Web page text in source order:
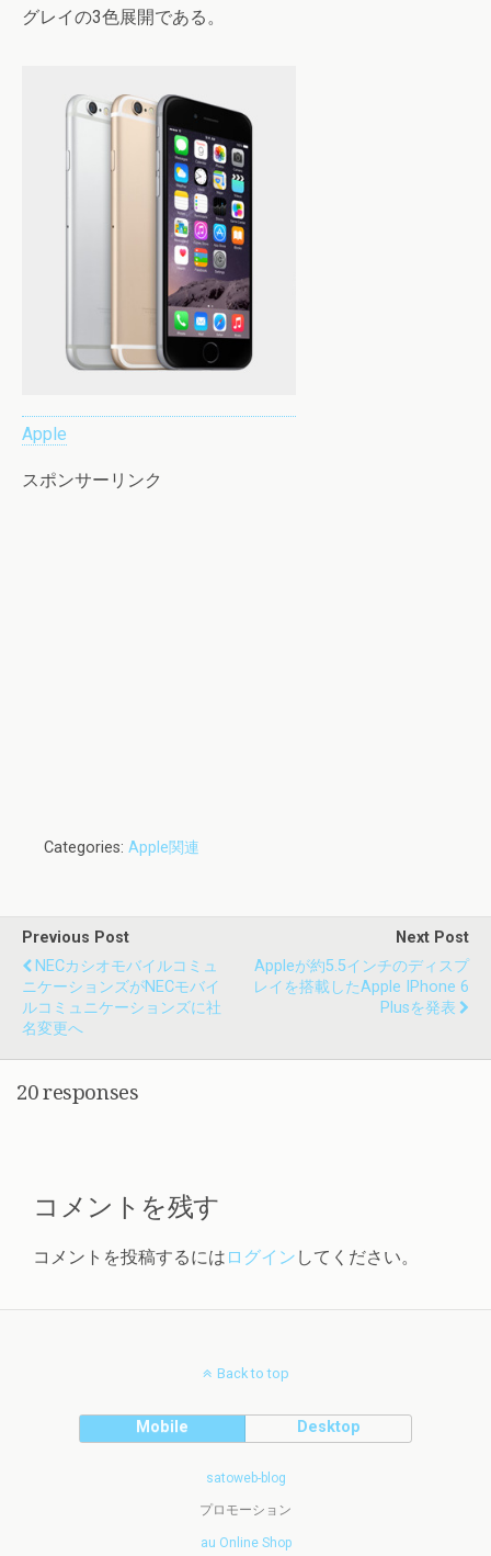
グレイの3色展開である。
Apple
スポンサーリンク
Categories: Apple関連
Previous Post
NECカシオモバイルコミュ
ニケーションズがNECモバイ
ルコミュニケーションズに社
名変更へ
Next Post
Appleが約5.5インチのディスプ
レイを搭載したApple IPhone 6
Plusを発表
20 responses
コメントを残す
コメントを投稿するには ログイン してください。
Back to top
Mobile Desktop
satoweb-blog
プロモーション
au Online Shop